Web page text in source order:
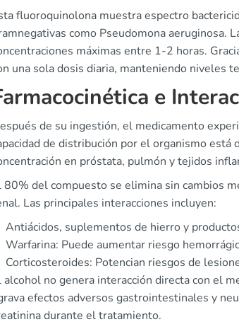
fluoroquinolona muestra espectro
como Pseudomona aeruginosa.
máximas entre 1-2 horas.
una sola dosis diaria, manteniendo niveles
e
de su ingestión, el medicamento
de distribución por el organismo
en próstata, pulmón y tejidos
80% del compuesto se elimina sin cambios
Las principales interacciones incluyen:
Antiácidos, suplementos de hierro y
Warfarina: Puede aumentar riesgo
Corticosteroides: Potencian riesgos de
alcohol no genera interacción directa con el
efectos adversos gastrointestinales y
durante el tratamiento.